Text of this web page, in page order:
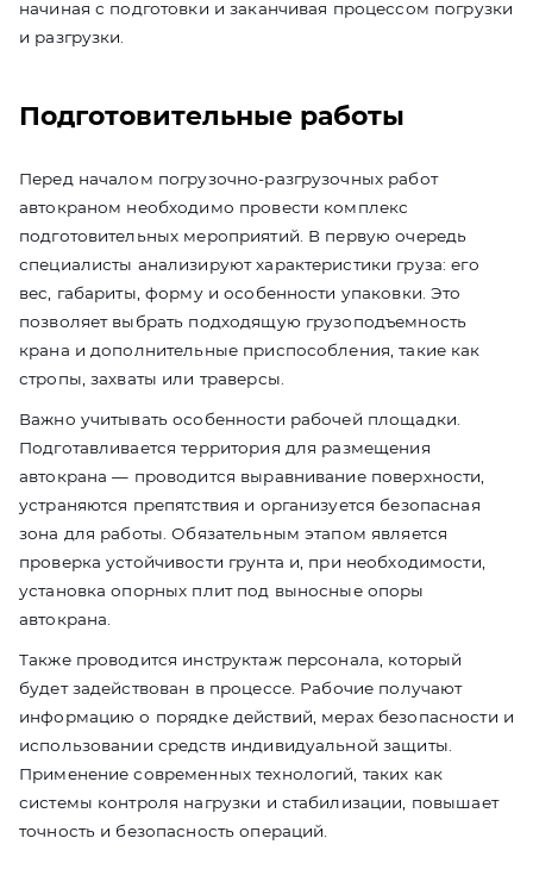
начиная с подготовки и заканчивая процессом погрузки
и разгрузки.
Подготовительные работы
Перед началом погрузочно-разгрузочных работ
автокраном необходимо провести комплекс
подготовительных мероприятий. В первую очередь
специалисты анализируют характеристики груза: его
вес, габариты, форму и особенности упаковки. Это
позволяет выбрать подходящую грузоподъемность
крана и дополнительные приспособления, такие как
стропы, захваты или траверсы.
Важно учитывать особенности рабочей площадки.
Подготавливается территория для размещения
автокрана — проводится выравнивание поверхности,
устраняются препятствия и организуется безопасная
зона для работы. Обязательным этапом является
проверка устойчивости грунта и, при необходимости,
установка опорных плит под выносные опоры
автокрана.
Также проводится инструктаж персонала, который
будет задействован в процессе. Рабочие получают
информацию о порядке действий, мерах безопасности и
использовании средств индивидуальной защиты.
Применение современных технологий, таких как
системы контроля нагрузки и стабилизации, повышает
точность и безопасность операций.